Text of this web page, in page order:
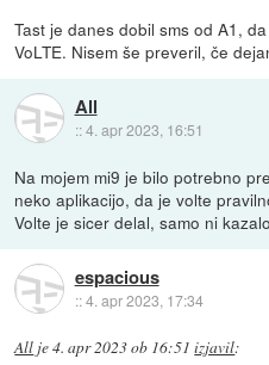
Tast je danes dobil sms od A1,
VoLTE. Nisem še preveril, če
All
::4. apr 2023, 16:51
Na mojem mi9 je bilo potrebno
neko aplikacijo, da je volte
Volte je sicer delal, samo ni
espacious
::4. apr 2023, 17:34
All je4. apr 2023 ob 16:51 izjavil: